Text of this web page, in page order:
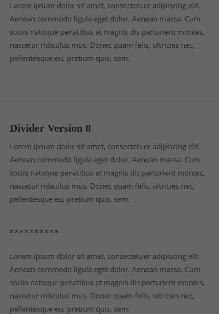
Lorem ipsum dolor sit amet, consectetuer adipiscing elit.
Aenean commodo ligula eget dolor. Aenean massa. Cum
sociis natoque penatibus et magnis dis parturient montes,
nascetur ridiculus mus. Donec quam felis, ultricies nec,
pellentesque eu, pretium quis, sem.
Divider Version 8
Lorem ipsum dolor sit amet, consectetuer adipiscing elit.
Aenean commodo ligula eget dolor. Aenean massa. Cum
sociis natoque penatibus et magnis dis parturient montes,
nascetur ridiculus mus. Donec quam felis, ultricies nec,
pellentesque eu, pretium quis, sem.
Lorem ipsum dolor sit amet, consectetuer adipiscing elit.
Aenean commodo ligula eget dolor. Aenean massa. Cum
sociis natoque penatibus et magnis dis parturient montes,
nascetur ridiculus mus. Donec quam felis, ultricies nec,
pellentesque eu, pretium quis, sem.